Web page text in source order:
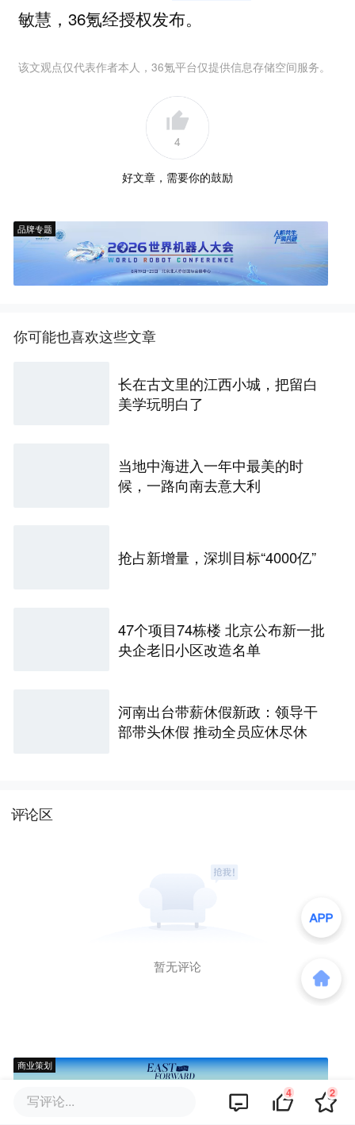
敏慧，36氪经授权发布。
该文观点仅代表作者本人，36氪平台仅提供信息存储空间服务。
4
好文章，需要你的鼓励
品牌专题
你可能也喜欢这些文章
长在古文里的江西小城，把留白
美学玩明白了
当地中海进入一年中最美的时
候，一路向南去意大利
抢占新增量，深圳目标“4000亿”
47个项目74栋楼 北京公布新一批
央企老旧小区改造名单
河南出台带薪休假新政：领导干
部带头休假 推动全员应休尽休
评论区
暂无评论
商业策划
写评论... 4 2